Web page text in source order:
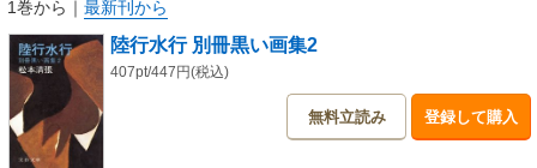
1巻から ｜ 最新刊から
陸行水行 別冊黒い画集2
407pt/447円(税込)
無料立読み 登録して購入